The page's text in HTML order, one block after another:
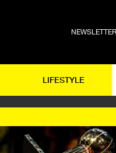
NEWSLETTER
LIFESTYLE